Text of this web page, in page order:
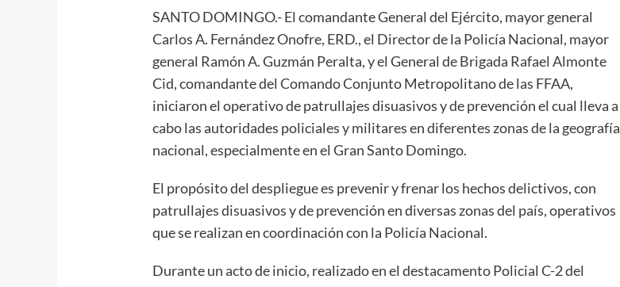
SANTO DOMINGO.- El comandante General del Ejército, mayor general
Carlos A. Fernández Onofre, ERD., el Director de la Policía Nacional, mayor
general Ramón A. Guzmán Peralta, y el General de Brigada Rafael Almonte
Cid, comandante del Comando Conjunto Metropolitano de las FFAA,
iniciaron el operativo de patrullajes disuasivos y de prevención el cual lleva a
cabo las autoridades policiales y militares en diferentes zonas de la geografía
nacional, especialmente en el Gran Santo Domingo.
El propósito del despliegue es prevenir y frenar los hechos delictivos, con
patrullajes disuasivos y de prevención en diversas zonas del país, operativos
que se realizan en coordinación con la Policía Nacional.
Durante un acto de inicio, realizado en el destacamento Policial C-2 del